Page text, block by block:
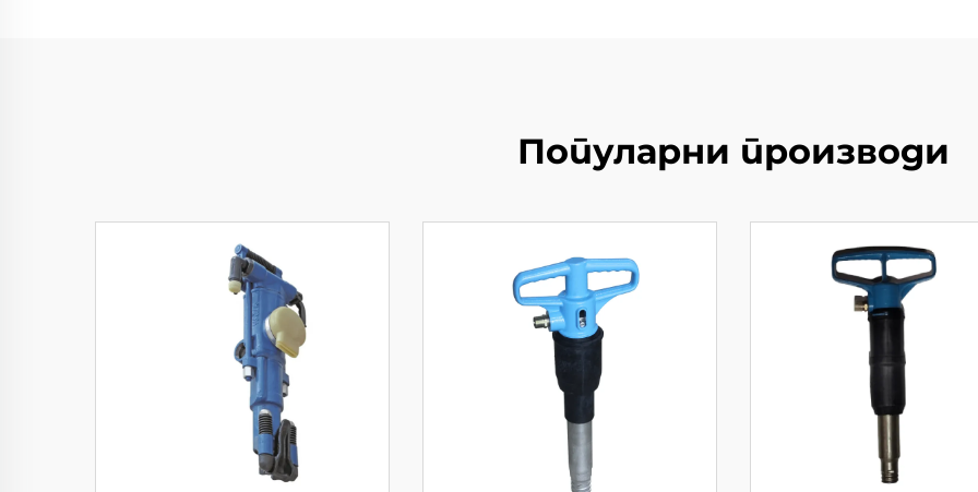
Популарни производи